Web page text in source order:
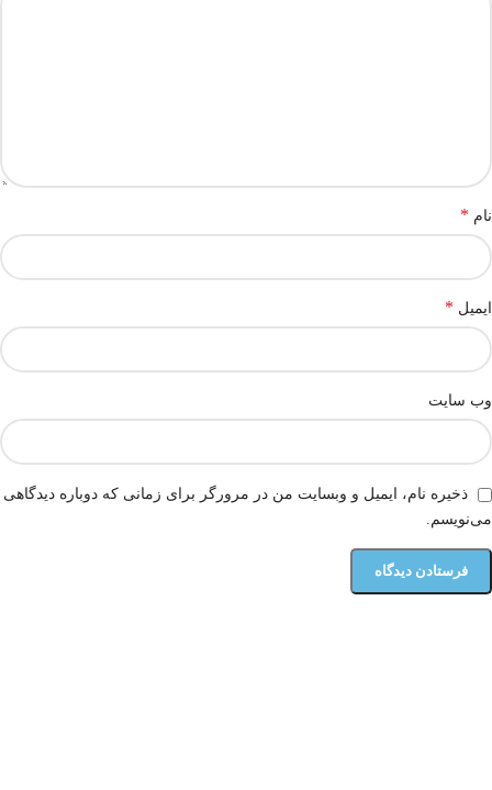
نام *
ایمیل *
وب‌ سایت
ذخیره نام، ایمیل و وبسایت من در مرورگر برای زمانی که دوباره دیدگاهی
می‌نویسم.